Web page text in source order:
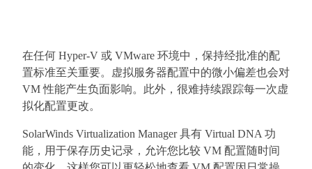
在任何 Hyper-V 或 VMware 环境中，保持经批准的配
置标准至关重要。虚拟服务器配置中的微小偏差也会对
VM 性能产生负面影响。此外，很难持续跟踪每一次虚
拟化配置更改。
SolarWinds Virtualization Manager 具有 Virtual DNA 功
能，用于保存历史记录，允许您比较 VM 配置随时间